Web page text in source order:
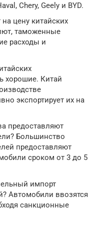
Chery, Geely и BYD.
цену китайских
таможенные
расходы и
хорошие. Китай
экспортирует их на
предоставляют
Большинство
предоставляют
сроком от 3 до 5
импорт
Автомобили ввозятся
санкционные